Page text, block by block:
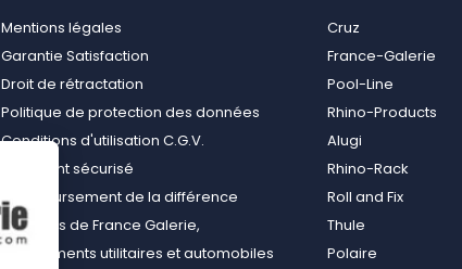
Mentions légales
Garantie Satisfaction
Droit de rétractation
Politique de protection des données
Conditions d'utilisation C.G.V.
Paiement sécurisé
Remboursement de la différence
À propos de France Galerie,
équipements utilitaires et automobiles
Cruz
France-Galerie
Pool-Line
Rhino-Products
Alugi
Rhino-Rack
Roll and Fix
Thule
Polaire